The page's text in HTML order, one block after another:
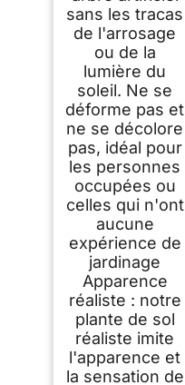
sans les tracas
de l'arrosage
ou de la
lumière du
soleil. Ne se
déforme pas et
ne se décolore
pas, idéal pour
les personnes
occupées ou
celles qui n'ont
aucune
expérience de
jardinage
Apparence
réaliste : notre
plante de sol
réaliste imite
l'apparence et
la sensation de